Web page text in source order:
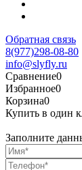
Обратная связь
8(977)298-08-80
info@slyfly.ru
Сравнение0
Избранное0
Корзина0
Купить в один
Заполните